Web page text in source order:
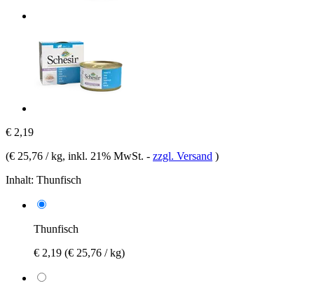
€ 2,19
(€ 25,76 / kg, inkl. 21% MwSt. - zzgl. Versand )
Inhalt: Thunfisch
Thunfisch
€ 2,19 (€ 25,76 / kg)